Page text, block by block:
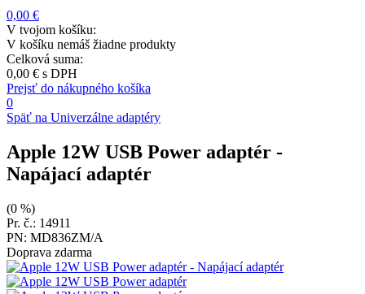
0,00 €
V tvojom košíku:
V košíku nemáš žiadne produkty
Celková suma:
0,00 € s DPH
Prejsť do nákupného košíka
0
Späť na Univerzálne adaptéry
Apple 12W USB Power adaptér -
Napájací adaptér
(0 %)
Pr. č.: 14911
PN: MD836ZM/A
Doprava zdarma